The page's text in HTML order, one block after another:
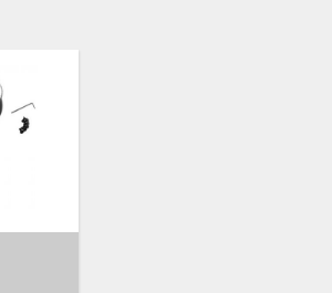
funderar över eller inte hittar i vårt